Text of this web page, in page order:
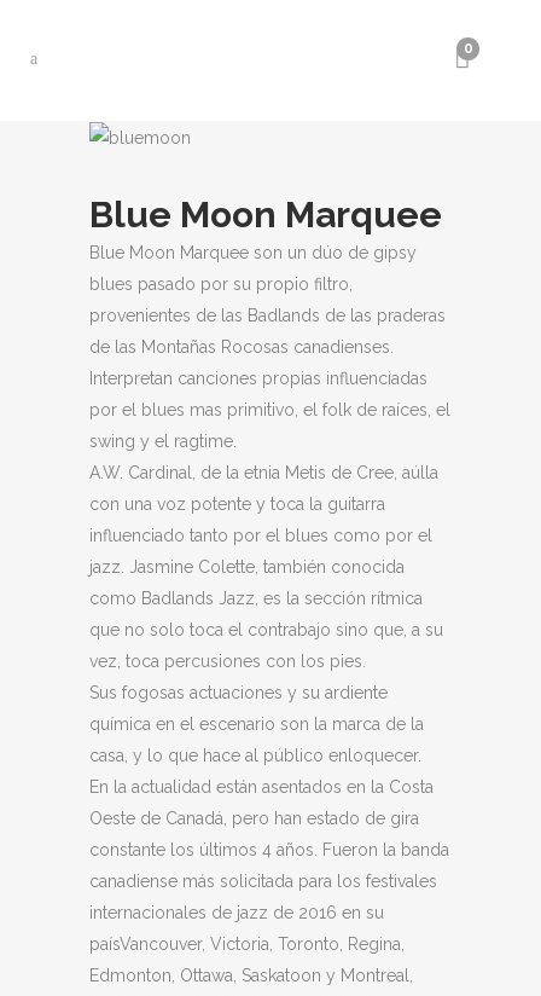
0
Blue Moon Marquee
Blue Moon Marquee son un dúo de gipsy
blues pasado por su propio filtro,
provenientes de las Badlands de las praderas
de las Montañas Rocosas canadienses.
Interpretan canciones propias influenciadas
por el blues mas primitivo, el folk de raíces, el
swing y el ragtime.
A.W. Cardinal, de la etnia Metis de Cree, aúlla
con una voz potente y toca la guitarra
influenciado tanto por el blues como por el
jazz. Jasmine Colette, también conocida
como Badlands Jazz, es la sección rítmica
que no solo toca el contrabajo sino que, a su
vez, toca percusiones con los pies.
Sus fogosas actuaciones y su ardiente
química en el escenario son la marca de la
casa, y lo que hace al público enloquecer.
En la actualidad están asentados en la Costa
Oeste de Canadá, pero han estado de gira
constante los últimos 4 años. Fueron la banda
canadiense más solicitada para los festivales
internacionales de jazz de 2016 en su
paísVancouver, Victoria, Toronto, Regina,
Edmonton, Ottawa, Saskatoon y Montreal,